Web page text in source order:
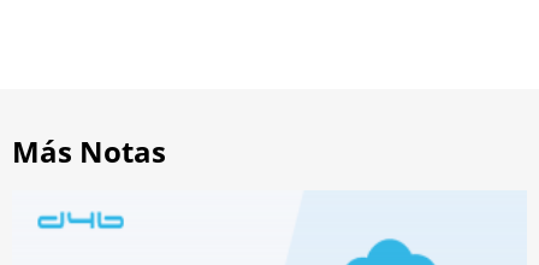
Más Notas